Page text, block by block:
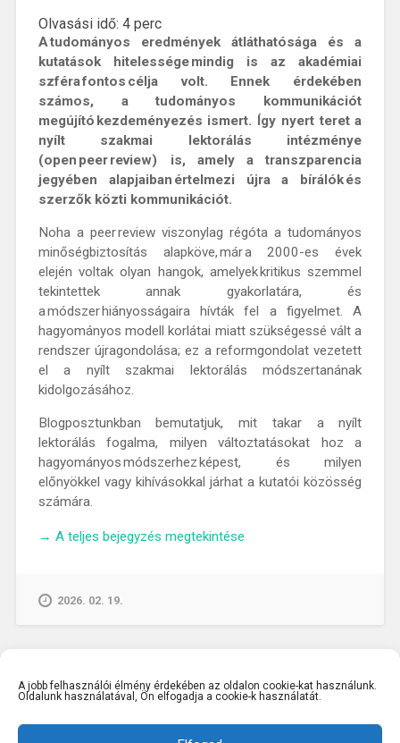
A jobb felhasználói élmény érdekében az oldalon cookie-kat használunk.
Oldalunk használatával, Ön elfogadja a cookie-k használatát.
Olvasási idő: 4 perc
A tudományos eredmények átláthatósága és a
kutatások hitelessége mindig is az akadémiai
szféra fontos célja volt. Ennek érdekében
számos, a tudományos kommunikációt
megújító kezdeményezés ismert. Így nyert teret a
nyílt szakmai lektorálás intézménye
(open peer review) is, amely a transzparencia
jegyében alapjaiban értelmezi újra a bírálók és
szerzők közti kommunikációt.
Noha a peer review viszonylag régóta a tudományos
minőségbiztosítás alapköve, már a 2000-es évek
elején voltak olyan hangok, amelyek kritikus szemmel
tekintettek annak gyakorlatára, és
a módszer hiányosságaira hívták fel a figyelmet. A
hagyományos modell korlátai miatt szükségessé vált a
rendszer újragondolása; ez a reformgondolat vezetett
el a nyílt szakmai lektorálás módszertanának
kidolgozásához.
Blogposztunkban bemutatjuk, mit takar a nyílt
lektorálás fogalma, milyen változtatásokat hoz a
hagyományos módszerhez képest, és milyen
előnyökkel vagy kihívásokkal járhat a kutatói közösség
számára.
„Átláthatóság
szakmai lektorálás mint
→ A teljes bejegyzés megtekintése
2026. 02. 19.